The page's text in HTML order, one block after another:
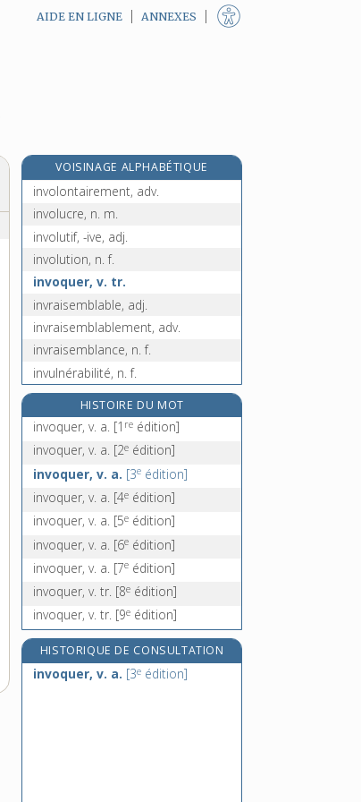
AIDE EN LIGNE ANNEXES
VOISINAGE ALPHABÉTIQUE
involontaire, adj.
involontairement, adv.
involucre, n. m.
involutif, -ive, adj.
involution, n. f.
invoquer, v. tr.
invraisemblable, adj.
invraisemblablement, adv.
invraisemblance, n. f.
invulnérabilité, n. f.
invulnérable, adj.
iode, n. m.
ioder, v. tr.
iodeux, adj. m.
HISTOIRE DU MOT
invoquer, v. a. [1 re édition]
invoquer, v. a. [2e édition]
invoquer, v. a. [3e édition]
invoquer, v. a. [4e édition]
invoquer, v. a. [5e édition]
invoquer, v. a. [6e édition]
invoquer, v. a. [7e édition]
invoquer, v. tr. [8e édition]
invoquer, v. tr. [9e édition]
HISTORIQUE DE CONSULTATION
invoquer, v. a. [3e édition]